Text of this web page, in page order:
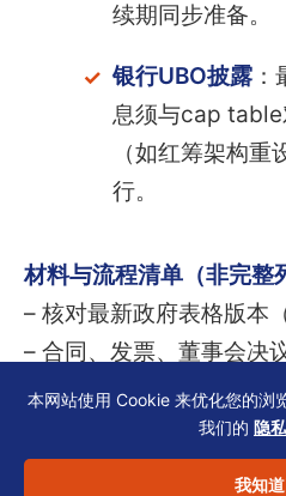
续期同步准备。
银行UBO披露：
息须与cap table
（如红筹架构
行。
材料与流程清单（非完整
– 核对最新政府表格版本
– 合同、发票、董事会决
– 办公地址证明（非虚拟
– 强积金开户证明与供款
– 签证申请表与核证副本
本网站使用 Cookie 来优化您的浏
我们的 隐
我知